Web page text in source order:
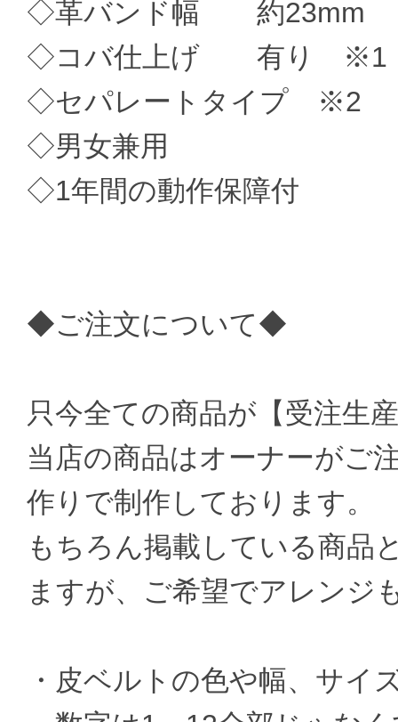
◇革バンド幅 約23mm
◇コバ仕上げ 有り ※1
◇セパレートタイプ ※2
◇男女兼用
◇1年間の動作保障付
◆ご注文について◆
只今全ての商品が【受注生
当店の商品はオーナーがご
作りで制作しております。
もちろん掲載している商品
ますが、ご希望でアレンジ
・皮ベルトの色や幅、サイ